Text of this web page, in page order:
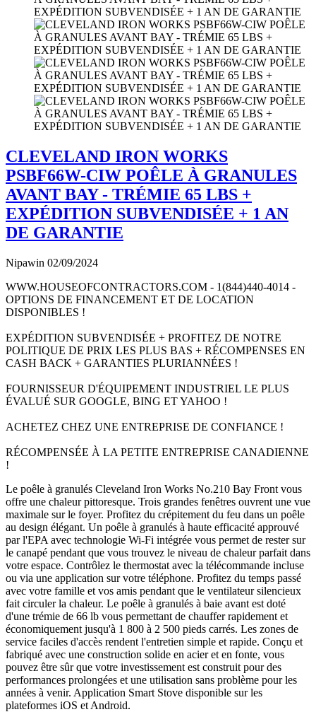
CLEVELAND IRON WORKS
PSBF66W-CIW POÊLE À GRANULES
AVANT BAY - TRÉMIE 65 LBS +
EXPÉDITION SUBVENDISÉE + 1 AN
DE GARANTIE
Nipawin 02/09/2024
WWW.HOUSEOFCONTRACTORS.COM - 1(844)440-4014 -
OPTIONS DE FINANCEMENT ET DE LOCATION
DISPONIBLES !
EXPÉDITION SUBVENDISÉE + PROFITEZ DE NOTRE
POLITIQUE DE PRIX LES PLUS BAS + RÉCOMPENSES EN
CASH BACK + GARANTIES PLURIANNÉES !
FOURNISSEUR D'ÉQUIPEMENT INDUSTRIEL LE PLUS
ÉVALUÉ SUR GOOGLE, BING ET YAHOO !
ACHETEZ CHEZ UNE ENTREPRISE DE CONFIANCE !
RÉCOMPENSÉE À LA PETITE ENTREPRISE CANADIENNE
!
Le poêle à granulés Cleveland Iron Works No.210 Bay Front vous
offre une chaleur pittoresque. Trois grandes fenêtres ouvrent une vue
maximale sur le foyer. Profitez du crépitement du feu dans un poêle
au design élégant. Un poêle à granulés à haute efficacité approuvé
par l'EPA avec technologie Wi-Fi intégrée vous permet de rester sur
le canapé pendant que vous trouvez le niveau de chaleur parfait dans
votre espace. Contrôlez le thermostat avec la télécommande incluse
ou via une application sur votre téléphone. Profitez du temps passé
avec votre famille et vos amis pendant que le ventilateur silencieux
fait circuler la chaleur. Le poêle à granulés à baie avant est doté
d'une trémie de 66 lb vous permettant de chauffer rapidement et
économiquement jusqu'à 1 800 à 2 500 pieds carrés. Les zones de
service faciles d'accès rendent l'entretien simple et rapide. Conçu et
fabriqué avec une construction solide en acier et en fonte, vous
pouvez être sûr que votre investissement est construit pour des
performances prolongées et une utilisation sans problème pour les
années à venir. Application Smart Stove disponible sur les
plateformes iOS et Android.